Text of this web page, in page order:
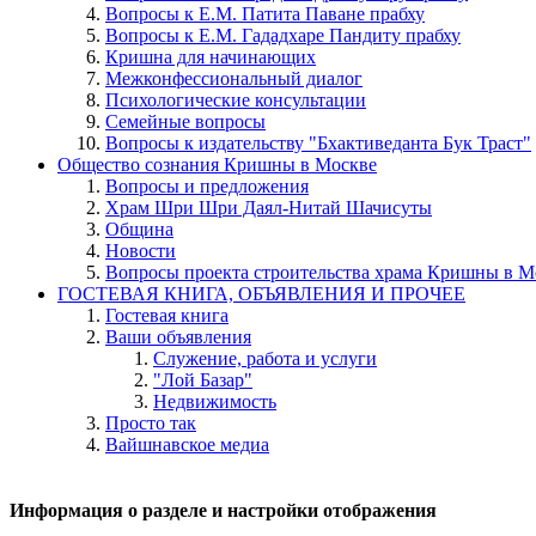
Вопросы к Е.М. Патита Паване прабху
Вопросы к Е.М. Гададхаре Пандиту прабху
Кришна для начинающих
Межконфессиональный диалог
Психологические консультации
Семейные вопросы
Вопросы к издательству "Бхактиведанта Бук Траст"
Общество сознания Кришны в Москве
Вопросы и предложения
Храм Шри Шри Даял-Нитай Шачисуты
Община
Новости
Вопросы проекта строительства храма Кришны в
ГОСТЕВАЯ КНИГА, ОБЪЯВЛЕНИЯ И ПРОЧЕЕ
Гостевая книга
Ваши объявления
Служение, работа и услуги
"Лой Базар"
Недвижимость
Просто так
Вайшнавское медиа
Информация о разделе и настройки отображения